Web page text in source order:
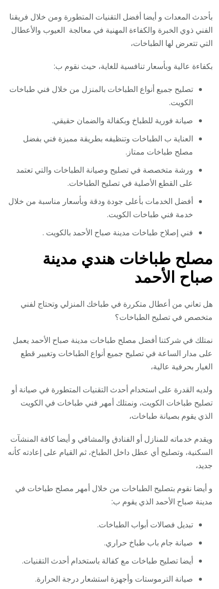
بأحدث المعدات و أيضا أفضل التقنيات المتطورة ومن خلال فريقنا
الفني ذوي الخبرة والكفاءة المهنية في معالجة العيوب والأعطال
التي تتعرض لها الطباخات،
بكفاءة عالية وبأسعار تنافسية للغاية، حيث نقوم ب:
تصليح جميع أنواع الطباخات بالمنزل من خلال فني طباخات
الكويت.
صيانة فورية للطباخ وبكفالة والضمان حقيقي.
العناية ب الطباخات وتنظيفه بطريقة مميزة فني بفضل
مصلح طباخات ممتاز.
ورشة متخصصة في تصليح وصيانة الطباخات والتي تعتمد
على القطع الأصلية في تصليح الطباخات.
أفضل الخدمات بأعلى جودة ودقة وبأسعار مناسبة من خلال
خدمة فني طباخات الكويت.
فني إصلاح طباخات مدينة صباح الأحمد بالكويت .
مصلح طباخات هندي مدينة
صباح الأحمد
هل تعاني من أعطال متكررة في طباخك المنزلي وتحتاج لفني
متخصص في تصليح الطباخات؟
نمتلك في شركتنا أفضل مصلح طباخات مدينة صباح الأحمد يعمل
على مدار الساعة في تصليح جميع أنواع الطباخات وتغيير قطع
الغيار بحرفية عالية،
ولديه القدرة على استخدام أحدث التقنيات المتطورة في صيانة أو
تصليح طباخات الكويت، ونمتلك أمهر فني طباخات في الكويت
الذي يقوم بصيانة طباخات،
ويقدم خدماته للمنازل أو الفنادق والمشافي و أيضا كافة المنشآت
السكنية، وتصليح أي عطل داخل الطباخ، ثم القيام على إعادته كأنه
جديد،
و أيضا نقوم بتصليح الطباخات من خلال أمهر مصلح طباخات في
مدينة صباح الأحمد الذي يقوم ب:
تبديل فصالات أبواب الطباخات.
صيانة جام باب طباخ حراري.
أيضا تصليح طباخات مع كفالة باستخدام أحدث التقنيات.
صيانة الترموستات وأجهزة استشعار درجة الحرارة.